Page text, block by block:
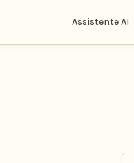
Assistente AI